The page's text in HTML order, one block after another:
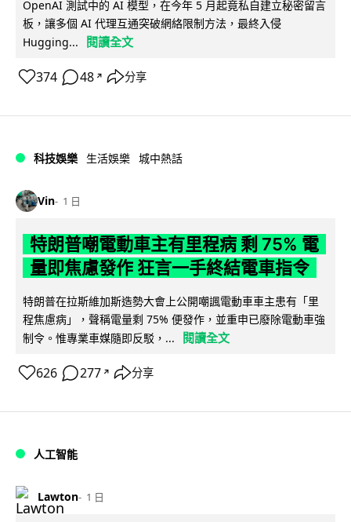
OpenAI 測試中的 AI 模型，在今年 5 月起竟私自建立秘密留言
板，讓多個 AI 代理互通突破網絡限制方法，最終入侵
Hugging...
閱讀全文
374 48 ↗ 分享
科技娛樂 生活娛樂 城中熱話
Vin 1 日
特朗普嘲電動車主有里程病 剩 75% 電
量即焦慮發作 狂言一手終結電車指令
特朗普在拉斯維加斯造勢大會上公開嘲諷電動車車主患有「里
程焦慮病」，聲稱電量剩 75% 便發作，並重申已廢除電動車強
制令。惟專業車媒隨即反駁，...
閱讀全文
626 277 ↗ 分享
人工智能
Lawton 1 日